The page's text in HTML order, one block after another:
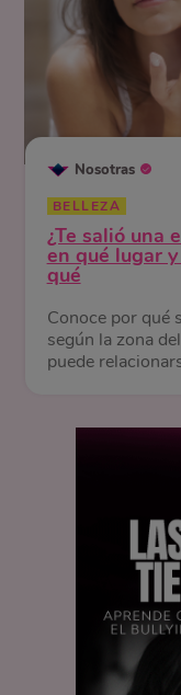
Nosotras
BELLEZA
¿Te salió una
en qué lugar
qué
Conoce por qué
según la zona
puede